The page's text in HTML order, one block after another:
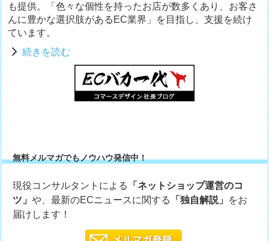
も提供。「色々な個性を持ったお店が数多くあり、お客さ
んに豊かな選択肢があるEC業界」を目指し、支援を続け
ています。
続きを読む
無料メルマガでもノウハウ発信中！
現役コンサルタントによる
「ネットショップ運営のコ
ツ」や、最新のECニュースに関する 「独自解説」 をお
届けします！